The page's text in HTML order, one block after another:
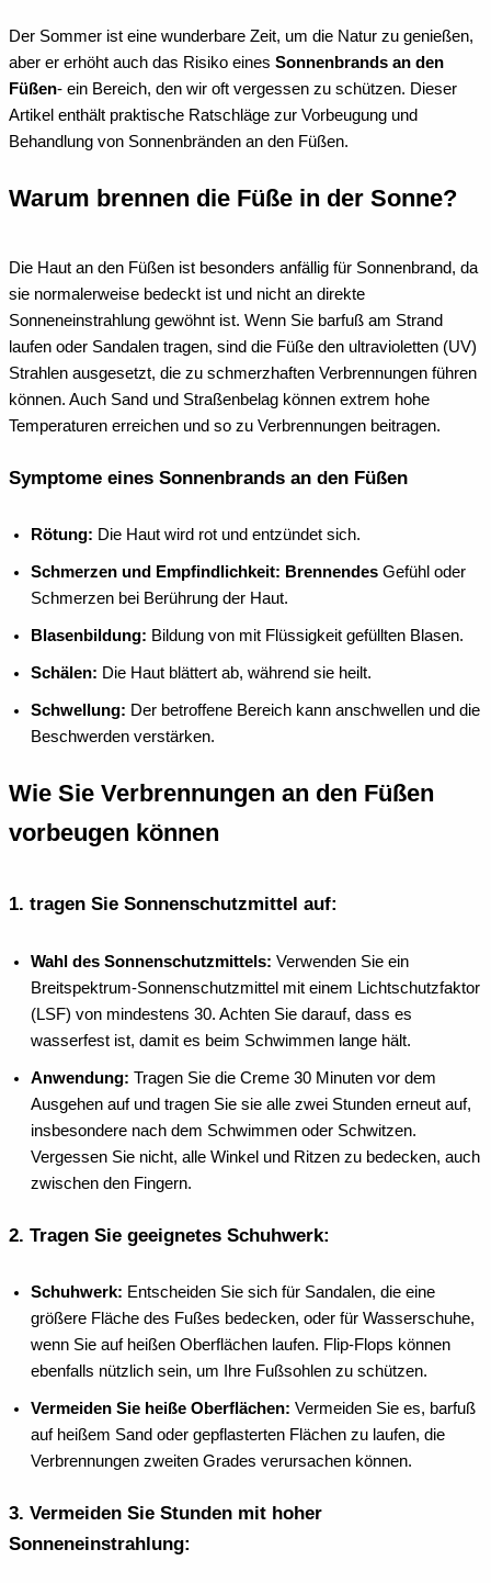
Der Sommer ist eine wunderbare Zeit, um die Natur zu genießen,
aber er erhöht auch das Risiko eines Sonnenbrands an den
Füßen- ein Bereich, den wir oft vergessen zu schützen. Dieser
Artikel enthält praktische Ratschläge zur Vorbeugung und
Behandlung von Sonnenbränden an den Füßen.
Warum brennen die Füße in der Sonne?
Die Haut an den Füßen ist besonders anfällig für Sonnenbrand, da
sie normalerweise bedeckt ist und nicht an direkte
Sonneneinstrahlung gewöhnt ist. Wenn Sie barfuß am Strand
laufen oder Sandalen tragen, sind die Füße den ultravioletten (UV)
Strahlen ausgesetzt, die zu schmerzhaften Verbrennungen führen
können. Auch Sand und Straßenbelag können extrem hohe
Temperaturen erreichen und so zu Verbrennungen beitragen.
Symptome eines Sonnenbrands an den Füßen
Rötung: Die Haut wird rot und entzündet sich.
Schmerzen und Empfindlichkeit: Brennendes Gefühl oder
Schmerzen bei Berührung der Haut.
Blasenbildung: Bildung von mit Flüssigkeit gefüllten Blasen.
Schälen: Die Haut blättert ab, während sie heilt.
Schwellung: Der betroffene Bereich kann anschwellen und die
Beschwerden verstärken.
Wie Sie Verbrennungen an den Füßen
vorbeugen können
1. tragen Sie Sonnenschutzmittel auf:
Wahl des Sonnenschutzmittels: Verwenden Sie ein
Breitspektrum-Sonnenschutzmittel mit einem Lichtschutzfaktor
(LSF) von mindestens 30. Achten Sie darauf, dass es
wasserfest ist, damit es beim Schwimmen lange hält.
Anwendung: Tragen Sie die Creme 30 Minuten vor dem
Ausgehen auf und tragen Sie sie alle zwei Stunden erneut auf,
insbesondere nach dem Schwimmen oder Schwitzen.
Vergessen Sie nicht, alle Winkel und Ritzen zu bedecken, auch
zwischen den Fingern.
2. Tragen Sie geeignetes Schuhwerk:
Schuhwerk: Entscheiden Sie sich für Sandalen, die eine
größere Fläche des Fußes bedecken, oder für Wasserschuhe,
wenn Sie auf heißen Oberflächen laufen. Flip-Flops können
ebenfalls nützlich sein, um Ihre Fußsohlen zu schützen.
Vermeiden Sie heiße Oberflächen: Vermeiden Sie es, barfuß
auf heißem Sand oder gepflasterten Flächen zu laufen, die
Verbrennungen zweiten Grades verursachen können.
3. Vermeiden Sie Stunden mit hoher
Sonneneinstrahlung: